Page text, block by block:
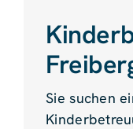
Sie suchen